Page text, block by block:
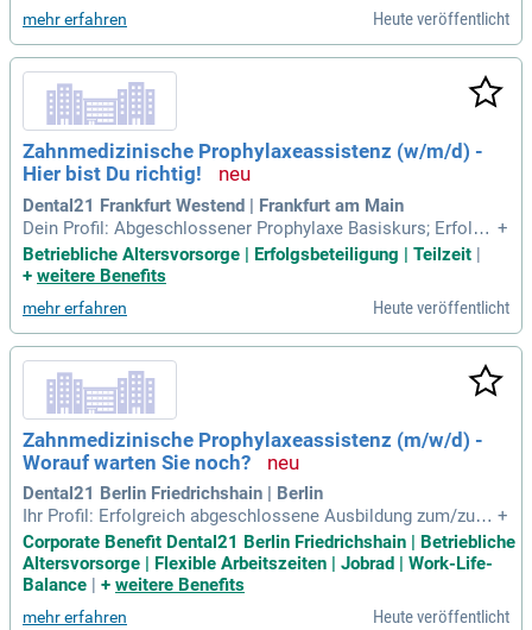
munikationsstärke sowie
mehr erfahren Heute veröffentlicht
Zahnmedizinische Prophylaxeassistenz (w/m/d) -
Hier bist Du richtig!
Dental21 Frankfurt Westend | Frankfurt am Main
Dein Profil: Abgeschlossener Prophylaxe Basiskurs; Erfolgre
ich abgeschlossene Ausbildung zur/zum Zahnmedizinische
n Fachangestellten; Gute EDV-Kenntnisse; Idealerweise erst
rke sowie freundliches
+
Betriebliche Altersvorsorge | Erfolgsbeteiligung | Teilzeit |
+ weitere Benefits
mehr erfahren Heute veröffentlicht
Zahnmedizinische Prophylaxeassistenz (m/w/d) -
Worauf warten Sie noch?
Dental21 Berlin Friedrichshain | Berlin
Ihr Profil: Erfolgreich abgeschlossene Ausbildung zum/zur Z
ahnmedizinischen Fachangestellten; ZFA und abgeschlosse
ner Prophylaxe Basiskurs; Gute EDV-Kenntnisse; Idealerweis
e erste Berufserfahrung in der Rolle als ZMP; Kommunikatio
+
Corporate Benefit Dental21 Berlin Friedrichshain | Betriebliche
Altersvorsorge | Flexible Arbeitszeiten | Jobrad | Work-Life-
Balance | + weitere Benefits
mehr erfahren Heute veröffentlicht